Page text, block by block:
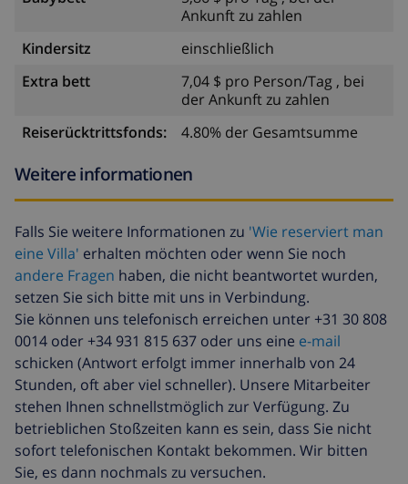
Ankunft zu zahlen
Kindersitz
einschließlich
Extra bett
7,04 $ pro Person/Tag , bei
der Ankunft zu zahlen
Reiserücktrittsfonds:
4.80% der Gesamtsumme
Weitere informationen
Falls Sie weitere Informationen zu 'Wie reserviert man
eine Villa' erhalten möchten oder wenn Sie noch
andere Fragen haben, die nicht beantwortet wurden,
setzen Sie sich bitte mit uns in Verbindung.
Sie können uns telefonisch erreichen unter +31 30 808
0014 oder +34 931 815 637 oder uns eine e-mail
schicken (Antwort erfolgt immer innerhalb von 24
Stunden, oft aber viel schneller). Unsere Mitarbeiter
stehen Ihnen schnellstmöglich zur Verfügung. Zu
betrieblichen Stoßzeiten kann es sein, dass Sie nicht
sofort telefonischen Kontakt bekommen. Wir bitten
Sie, es dann nochmals zu versuchen.